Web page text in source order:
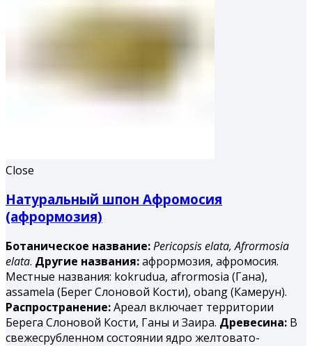
Close
Натуральный шпон Афромосия
(афрормозия)
Ботаническое название:Pericopsis elata,Afrormosia
elata. Другие названия:афрормозия, афромосия.
Местные названия: kokrudua, afrormosia (Гана),
assamela (Берег Слоновой Кости), obang (Камерун).
Распространение:Ареал включает территории
Берега Слоновой Кости, Ганы и Заира. Древесина: В
свежесрубленном состоянии ядро желтовато-